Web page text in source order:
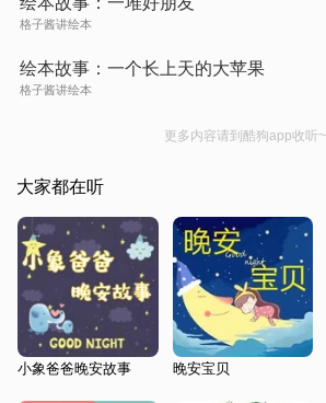
格子酱讲绘本
绘本故事：一个长上天的大苹果
格子酱讲绘本
更多内容请到酷狗app收听~
大家都在听
小象爸爸晚安故事 晚安宝贝